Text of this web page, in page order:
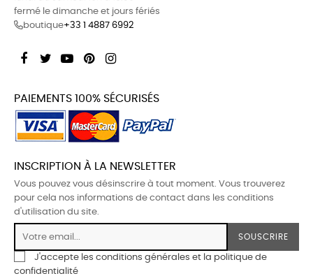
fermé le dimanche et jours fériés
boutique+33 1 4887 6992
Facebook
TwitterYouTubePinterest
PAIEMENTS 100% SÉCURISÉS
INSCRIPTION À LA NEWSLETTER
Vous pouvez vous désinscrire à tout moment. Vous trouverez
pour cela nos informations de contact dans les conditions
d'utilisation du site.
SOUSCRIRE
J'accepte les conditions générales et la politique de
confidentialité